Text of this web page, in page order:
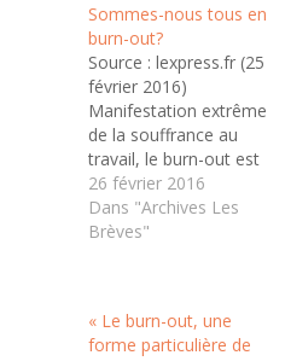
Sommes-nous tous en
burn-out?
Source : lexpress.fr (25
février 2016)
Manifestation extrême
de la souffrance au
travail, le burn-out est
souvent confondu avec
la dépression, le stress
ou les problèmes au
burn-out est souvent
confondu avec la
26 février 2016
Dans "Archives Les
Brèves"
« Le burn-out, une
forme particulière de